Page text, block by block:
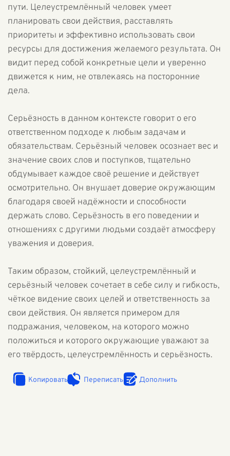
пути. Целеустремлённый человек умеет
планировать свои действия, расставлять
приоритеты и эффективно использовать свои
ресурсы для достижения желаемого результата. Он
видит перед собой конкретные цели и уверенно
движется к ним, не отвлекаясь на посторонние
дела.
Серьёзность в данном контексте говорит о его
ответственном подходе к любым задачам и
обязательствам. Серьёзный человек осознает вес и
значение своих слов и поступков, тщательно
обдумывает каждое своё решение и действует
осмотрительно. Он внушает доверие окружающим
благодаря своей надёжности и способности
держать слово. Серьёзность в его поведении и
отношениях с другими людьми создаёт атмосферу
уважения и доверия.
Таким образом, стойкий, целеустремлённый и
серьёзный человек сочетает в себе силу и гибкость,
чёткое видение своих целей и ответственность за
свои действия. Он является примером для
подражания, человеком, на которого можно
положиться и которого окружающие уважают за
его твёрдость, целеустремлённость и серьёзность.
Копировать Переписать Дополнить